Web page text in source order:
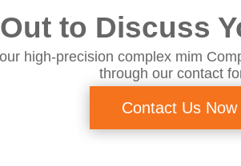
to Discuss
high-precision complex mim
through our contact
Contact Us Now